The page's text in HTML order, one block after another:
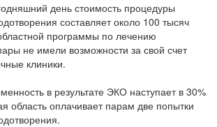
день стоимость процедуры
составляет около 100 тысяч
программы по лечению
не имели возможности за свой счет
клиники.
в результате ЭКО наступает в 30%
область оплачивает парам две попытки